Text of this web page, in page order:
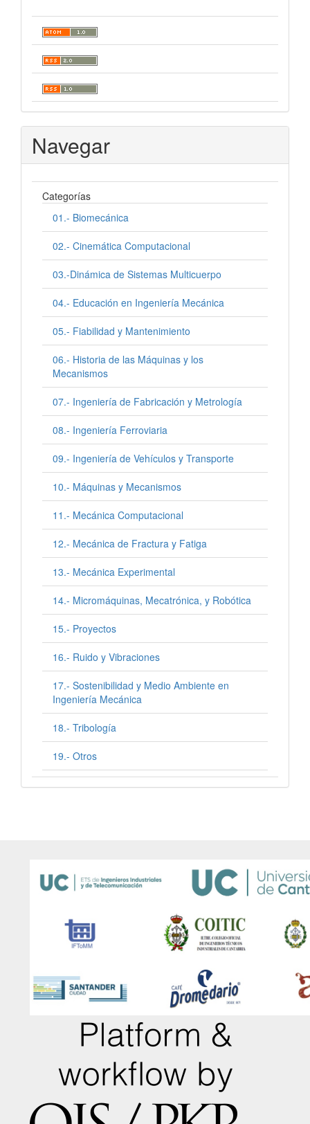
Navegar
Categorías
01.- Biomecánica
02.- Cinemática Computacional
03.-Dinámica de Sistemas Multicuerpo
04.- Educación en Ingeniería Mecánica
05.- Fiabilidad y Mantenimiento
06.- Historia de las Máquinas y los
Mecanismos
07.- Ingeniería de Fabricación y Metrología
08.- Ingeniería Ferroviaria
09.- Ingeniería de Vehículos y Transporte
10.- Máquinas y Mecanismos
11.- Mecánica Computacional
12.- Mecánica de Fractura y Fatiga
13.- Mecánica Experimental
14.- Micromáquinas, Mecatrónica, y Robótica
15.- Proyectos
16.- Ruido y Vibraciones
17.- Sostenibilidad y Medio Ambiente en
Ingeniería Mecánica
18.- Tribología
19.- Otros